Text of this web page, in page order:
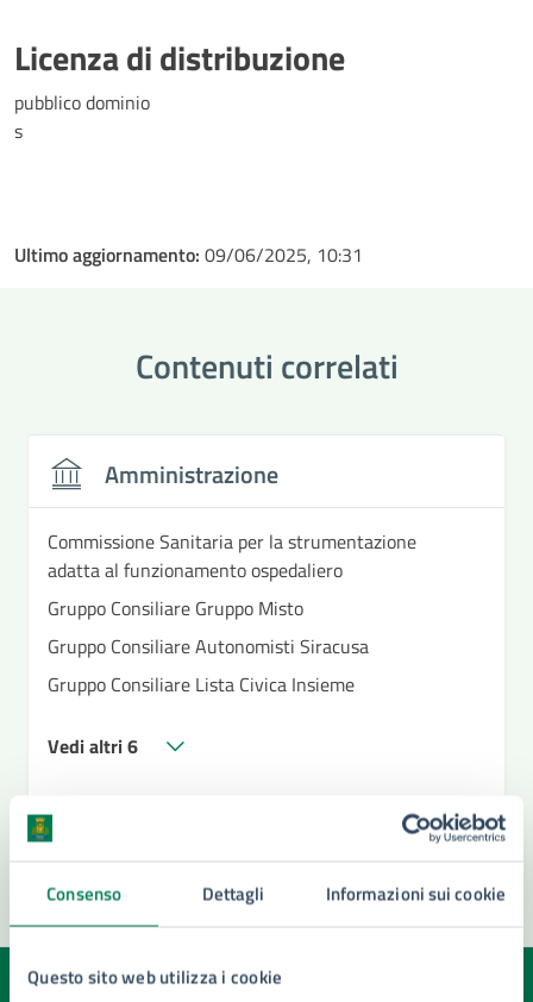
Consenso Dettagli Informazioni sui cookie
Questo sito web utilizza i cookie
Licenza di distribuzione
pubblico dominio
s
Ultimo aggiornamento: 09/06/2025, 10:31
Contenuti correlati
Amministrazione
Commissione Sanitaria per la strumentazione
adatta al funzionamento ospedaliero
Gruppo Consiliare Gruppo Misto
Gruppo Consiliare Autonomisti Siracusa
Gruppo Consiliare Lista Civica Insieme
Vedi altri 6